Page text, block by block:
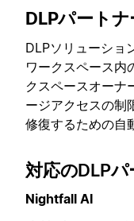
DLPパート
DLPソリューショ
ワークスペース内
クスペースオーナ
ージアクセスの制
修復するための自
対応のDLP
Nightfall AI